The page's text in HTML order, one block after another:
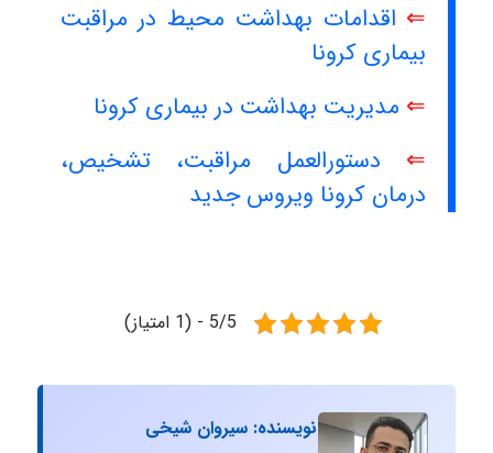
⇐ اقدامات بهداشت محیط در مراقبت
بیماری کرونا
⇐ مدیریت بهداشت در بیماری کرونا
⇐
دستورالعمل مراقبت، تشخیص،
درمان کرونا ویروس جدید
5/5 - (1 امتیاز)
نویسنده: سیروان شیخی